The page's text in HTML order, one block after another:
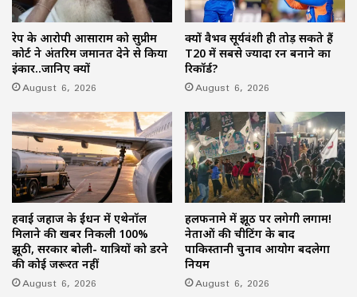
रेप के आरोपी आसाराम को सुप्रीम
कोर्ट ने अंतरिम जमानत देने से किया
इंकार..जानिए क्यों
August 6, 2026
क्यों वैभव सूर्यवंशी ही तोड़ सकते हैं
T20 में सबसे ज्यादा रन बनाने का
रिकॉर्ड?
August 6, 2026
हवाई जहाज के ईंधन में एथेनॉल
मिलाने की खबर निकली 100%
झूठी, सरकार बोली- यात्रियों को डरने
की कोई जरूरत नहीं
August 6, 2026
हलफनामे में झूठ पर लगेगी लगाम!
नेताओं की चीटिंग के बाद
पाकिस्तानी चुनाव आयोग बदलेगा
नियम
August 6, 2026